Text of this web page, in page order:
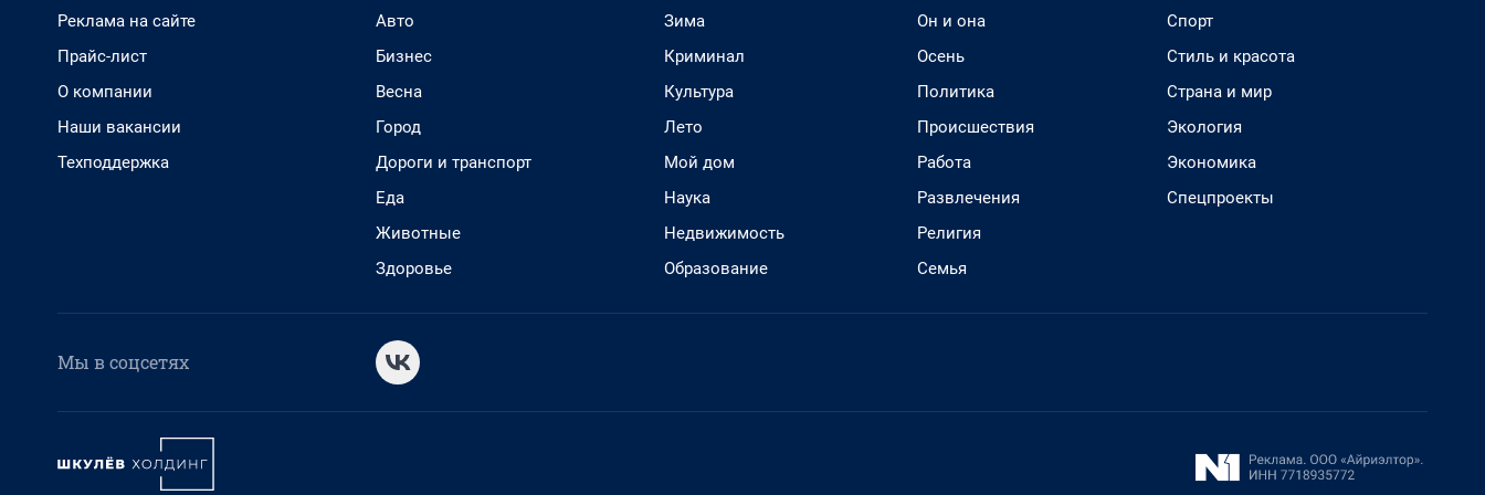
Реклама на сайте
Прайс-лист
О компании
Наши вакансии
Техподдержка
Авто
Бизнес
Весна
Город
Дороги и транспорт
Еда
Животные
Здоровье
Зима
Криминал
Культура
Лето
Мой дом
Наука
Недвижимость
Образование
Он и она
Осень
Политика
Происшествия
Работа
Развлечения
Религия
Семья
Спорт
Стиль и красота
Страна и мир
Экология
Экономика
Спецпроекты
Мы в соцсетях